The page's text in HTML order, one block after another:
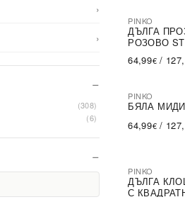
›
›
(308)
(6)
-79%
PINKO
ДЪЛГА
РОЗОВО
64,99€ /
-64%
PINKO
БЯЛА МИДИ
64,99€ /
-69%
PINKO
ДЪЛГА
С